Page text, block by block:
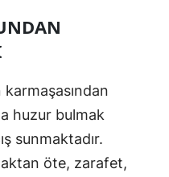
huzur bulmak
sunmaktadır.
öte, zarafet,